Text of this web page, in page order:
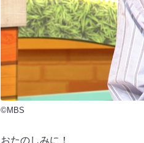
©MBS
おたのしみに！